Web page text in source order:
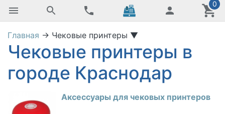
0
Главная → Чековые принтеры ▼
Чековые принтеры в
городе Краснодар
Аксессуары для чековых принтеров